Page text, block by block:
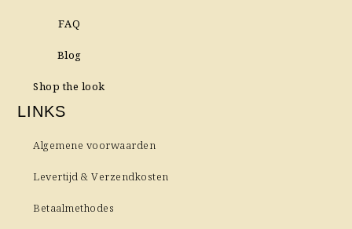
FAQ
Blog
Shop the look
LINKS
Algemene voorwaarden
Levertijd & Verzendkosten
Betaalmethodes